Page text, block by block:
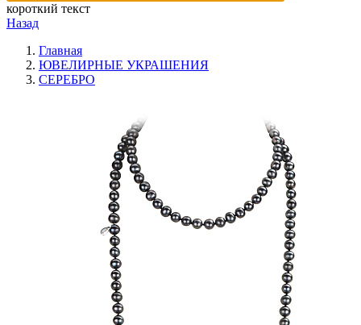
короткий текст
Назад
Главная
ЮВЕЛИРНЫЕ УКРАШЕНИЯ
СЕРЕБРО